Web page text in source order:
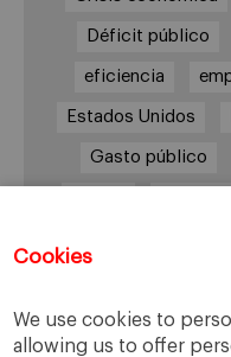
Cookies
We use cookies to
allowing us to offer
Déficit público
eficiencia
Estados Unidos
Gasto público
Transparencia